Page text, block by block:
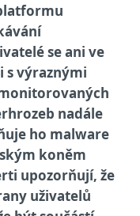
se ani ve
s výraznými
nadále
ho malware
koněm
upozorňují, že
uživatelů